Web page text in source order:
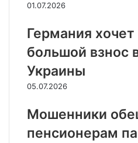
01.07.2026
Германия
большой взнос
Украины
05.07.2026
Мошенники
пенсионерам